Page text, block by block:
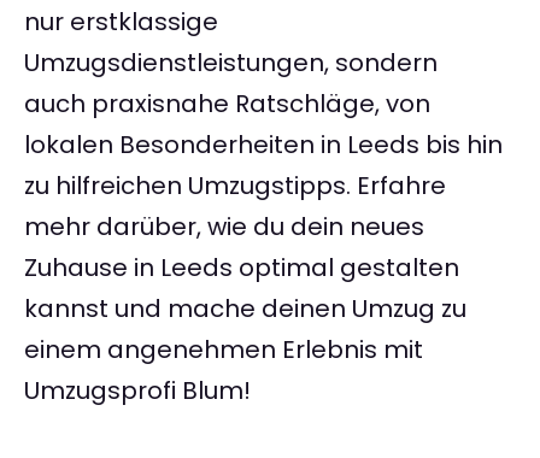
nur erstklassige
Umzugsdienstleistungen, sondern
auch praxisnahe Ratschläge, von
lokalen Besonderheiten in Leeds bis hin
zu hilfreichen Umzugstipps. Erfahre
mehr darüber, wie du dein neues
Zuhause in Leeds optimal gestalten
kannst und mache deinen Umzug zu
einem angenehmen Erlebnis mit
Umzugsprofi Blum!